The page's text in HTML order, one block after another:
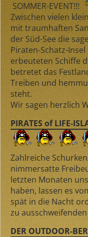
SOMMER-EVENT!!!
Zwischen vielen
mit traumhaften
der Süd-See die
Piraten-Schatz-Insel
erbeuteten Schiffe
betretet das
Treiben und
steht.
Wir sagen herzlich
PIRATES of LIFE-
Zahlreiche
nimmersatte
letzten Monaten
haben, lassen es
spät in die Nacht
zu
DER OUTDOOR-